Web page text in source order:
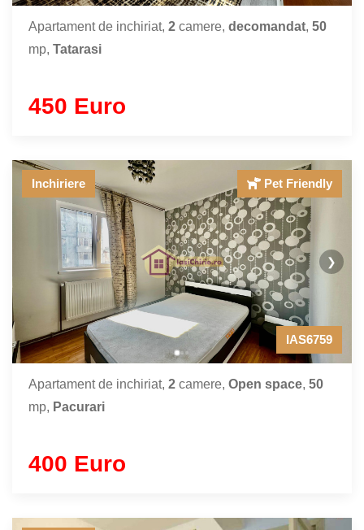
Apartament de inchiriat, 2 camere, decomandat, 50
mp, Tatarasi
450 Euro
❯
Inchiriere
IAS6759
Pet Friendly
Apartament de inchiriat, 2 camere, Open space, 50
mp, Pacurari
400 Euro